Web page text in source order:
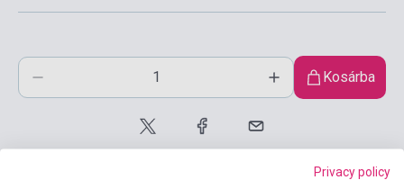
Kosárba
Privacy policy